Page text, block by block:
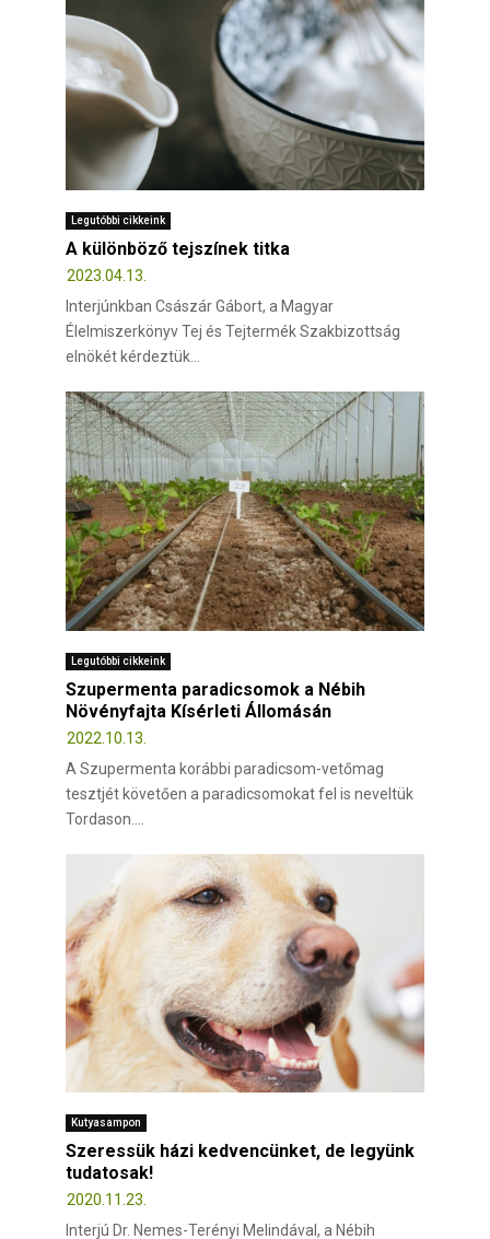
Legutóbbi cikkeink
A különböző tejszínek titka
2023.04.13.
Interjúnkban Császár Gábort, a Magyar
Élelmiszerkönyv Tej és Tejtermék Szakbizottság
elnökét kérdeztük...
Legutóbbi cikkeink
Szupermenta paradicsomok a Nébih
Növényfajta Kísérleti Állomásán
2022.10.13.
A Szupermenta korábbi paradicsom-vetőmag
tesztjét követően a paradicsomokat fel is neveltük
Tordason....
Kutyasampon
Szeressük házi kedvencünket, de legyünk
tudatosak!
2020.11.23.
Interjú Dr. Nemes-Terényi Melindával, a Nébih